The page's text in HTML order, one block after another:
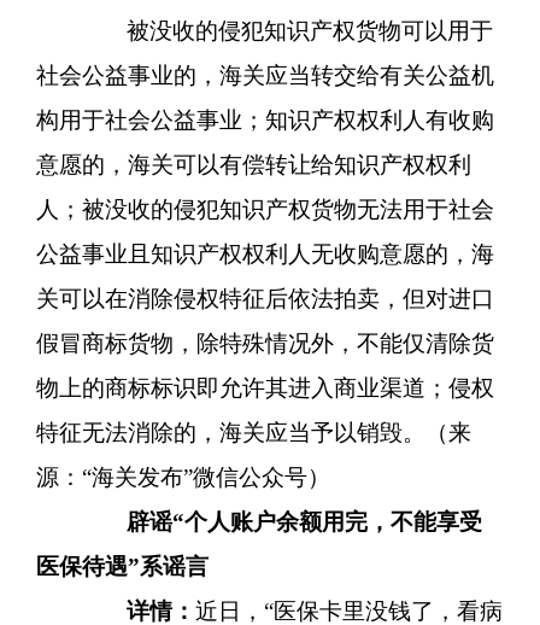
被没收的侵犯知识产权货物可以用于
社会公益事业的，海关应当转交给有关公益机
构用于社会公益事业；知识产权权利人有收购
意愿的，海关可以有偿转让给知识产权权利
人；被没收的侵犯知识产权货物无法用于社会
公益事业且知识产权权利人无收购意愿的，海
关可以在消除侵权特征后依法拍卖，但对进口
假冒商标货物，除特殊情况外，不能仅清除货
物上的商标标识即允许其进入商业渠道；侵权
特征无法消除的，海关应当予以销毁。（来
源：“海关发布”微信公众号）
辟谣“个人账户余额用完，不能享受
医保待遇”系谣言
详情：近日， “医保卡里没钱了，看病